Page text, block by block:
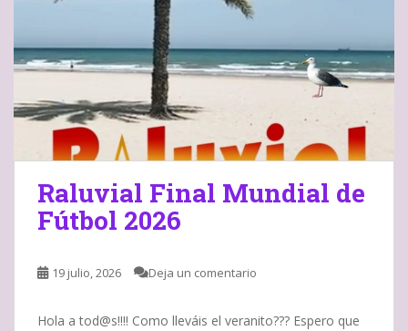
Raluvial Final Mundial de
Fútbol 2026
19 julio, 2026 Deja un comentario
Hola a tod@s!!!! Como lleváis el veranito??? Espero que